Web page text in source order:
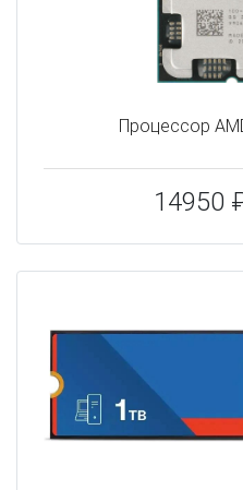
Процессор
14950